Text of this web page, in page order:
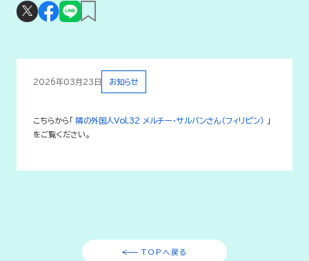
2026年03月23日 お知らせ
こちらから「 隣の外国人Vol.32 メルチー・サルバンさん（フィリピン）
」
をご覧ください。
TOPへ戻る